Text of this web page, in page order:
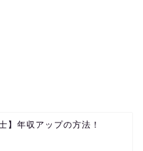
】年収アップの方法！